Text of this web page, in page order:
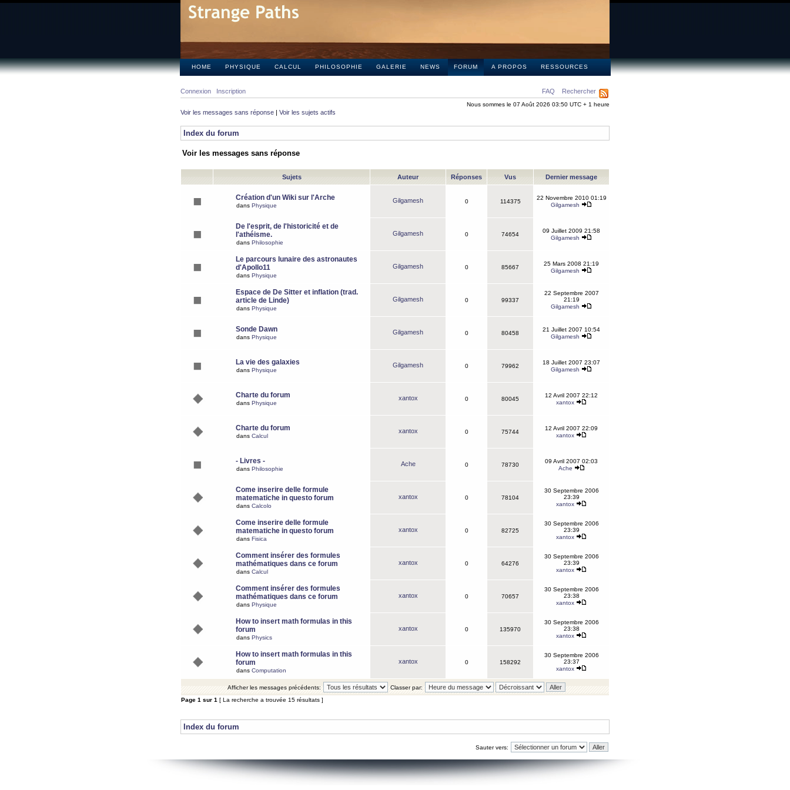
HOME PHYSIQUE CALCUL PHILOSOPHIE GALERIE NEWS FORUM A PROPOS RESSOURCES
FAQ Rechercher
Connexion Inscription
Nous sommes le 07 Août 2026 03:50 UTC + 1 heure
Voir les messages sans réponse | Voir les sujets actifs
Index du forum
Voir les messages sans réponse
Sujets Auteur Réponses Vus Dernier message
Création d'un Wiki sur l'Arche
dans Physique
Gilgamesh 0 114375
22 Novembre 2010 01:19
Gilgamesh
De l'esprit, de l'historicité et de
l'athéisme.
dans Philosophie
Gilgamesh 0 74654
09 Juillet 2009 21:58
Gilgamesh
Le parcours lunaire des astronautes
d'Apollo11
dans Physique
Gilgamesh 0 85667
25 Mars 2008 21:19
Gilgamesh
Espace de De Sitter et inflation (trad.
article de Linde)
dans Physique
Gilgamesh 0 99337
22 Septembre 2007
21:19
Gilgamesh
Sonde Dawn
dans Physique
Gilgamesh 0 80458
21 Juillet 2007 10:54
Gilgamesh
La vie des galaxies
dans Physique
Gilgamesh 0 79962
18 Juillet 2007 23:07
Gilgamesh
Charte du forum
dans Physique
xantox 0 80045
12 Avril 2007 22:12
xantox
Charte du forum
dans Calcul
xantox 0 75744
12 Avril 2007 22:09
xantox
- Livres -
dans Philosophie
Ache 0 78730
09 Avril 2007 02:03
Ache
Come inserire delle formule
matematiche in questo forum
dans Calcolo
xantox 0 78104
30 Septembre 2006
23:39
xantox
Come inserire delle formule
matematiche in questo forum
dans Fisica
xantox 0 82725
30 Septembre 2006
23:39
xantox
Comment insérer des formules
mathématiques dans ce forum
dans Calcul
xantox 0 64276
30 Septembre 2006
23:39
xantox
Comment insérer des formules
mathématiques dans ce forum
dans Physique
xantox 0 70657
30 Septembre 2006
23:38
xantox
How to insert math formulas in this
forum
dans Physics
xantox 0 135970
30 Septembre 2006
23:38
xantox
How to insert math formulas in this
forum
dans Computation
xantox 0 158292
30 Septembre 2006
23:37
xantox
Afficher les messages précédents:
Classer par:
Page 1 sur 1 [ La recherche a trouvée 15 résultats ]
Index du forum
Sauter vers: